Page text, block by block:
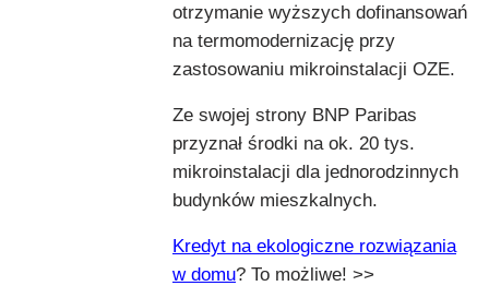
otrzymanie wyższych dofinansowań
na termomodernizację przy
zastosowaniu mikroinstalacji OZE.
Ze swojej strony BNP Paribas
przyznał środki na ok. 20 tys.
mikroinstalacji dla jednorodzinnych
budynków mieszkalnych.
Kredyt na ekologiczne rozwiązania
w domu? To możliwe! >>